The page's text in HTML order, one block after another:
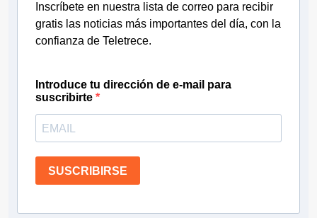
Inscríbete en nuestra lista de correo para recibir
gratis las noticias más importantes del día, con la
confianza de Teletrece.
Introduce tu dirección de e-mail para
suscribirte
SUSCRIBIRSE